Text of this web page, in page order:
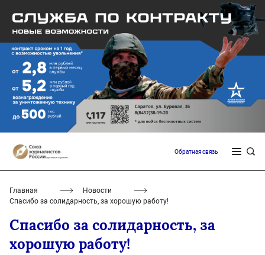
Обратная связь
Главная
Новости
Спасибо за солидарность, за хорошую работу!
Спасибо за солидарность, за
хорошую работу!